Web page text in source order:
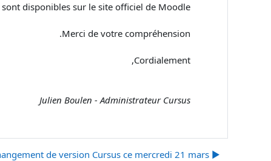
sont disponibles sur le site officiel de Moodle.
Merci de votre compréhension.
Cordialement,
Julien Boulen - Administrateur Cursus
▶︎ Changement de version Cursus ce mercredi 21 mars